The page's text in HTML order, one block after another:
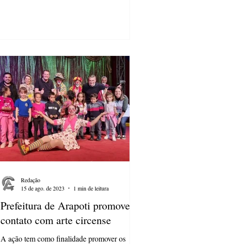
Prefeitura de Arapoti promove
contato com arte circense
A ação tem como finalidade promover os
Redação
15 de ago. de 2023
1 min de leitura